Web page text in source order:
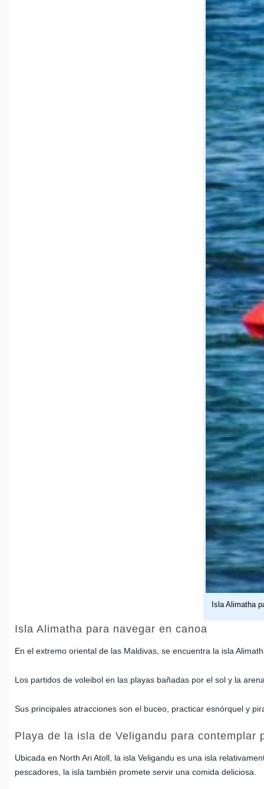
Isla Alimatha
Isla Alimatha para navegar en canoa
En el extremo oriental de las Maldivas, se encuentra la isla
Los partidos de voleibol en las playas bañadas por el sol y la
Sus principales atracciones son el buceo, practicar esnórquel y
Playa de la isla de Veligandu para contemplar
Ubicada en North Ari Atoll, la isla Veligandu es una isla
pescadores, la isla también promete servir una comida deliciosa.